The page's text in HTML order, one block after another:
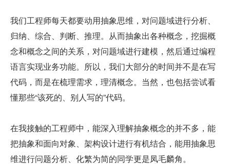
我们工程师每天都要动用抽象思维，对问题域进行分析、
归纳、综合、判断、推理。从而抽象出各种概念，挖掘概
念和概念之间的关系，对问题域进行建模，然后通过编程
语言实现业务功能。所以，我们大部分的时间并不是在写
代码，而是在梳理需求，理清概念。当然，也包括尝试看
懂那些“该死的、别人写的”代码。
在我接触的工程师中，能深入理解抽象概念的并不多，能
把抽象和面向对象、架构设计进行有机结合，能用抽象思
维进行问题分析、化繁为简的同学更是凤毛麟角。